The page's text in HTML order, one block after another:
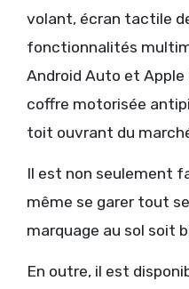
volant, écran tactile
fonctionnalités
Android Auto et Apple
coffre motorisée
toit ouvrant du
Il est non seulement
même se garer tout
marquage au sol soit
En outre, il est